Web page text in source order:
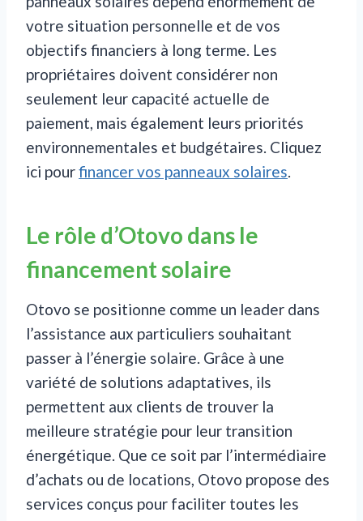
votre situation personnelle et de vos
objectifs financiers à long terme. Les
propriétaires doivent considérer non
seulement leur capacité actuelle de
paiement, mais également leurs priorités
environnementales et budgétaires. Cliquez
ici pourfinancer vos panneaux solaires.
Le rôle d’Otovo dans le
financement solaire
Otovo se positionne comme un leader dans
l’assistance aux particuliers souhaitant
passer à l’énergie solaire. Grâce à une
variété de solutions adaptatives, ils
permettent aux clients de trouver la
meilleure stratégie pour leur transition
énergétique. Que ce soit par l’intermédiaire
d’achats ou de locations, Otovo propose des
services conçus pour faciliter toutes les